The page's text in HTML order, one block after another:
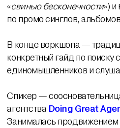
«свинью бесконечности») и
по промо синглов,
В конце воркшопа —
конкретный гайд по поиску
единомышленников и
Спикер —
агентства Doing Great
Занималась продвижением